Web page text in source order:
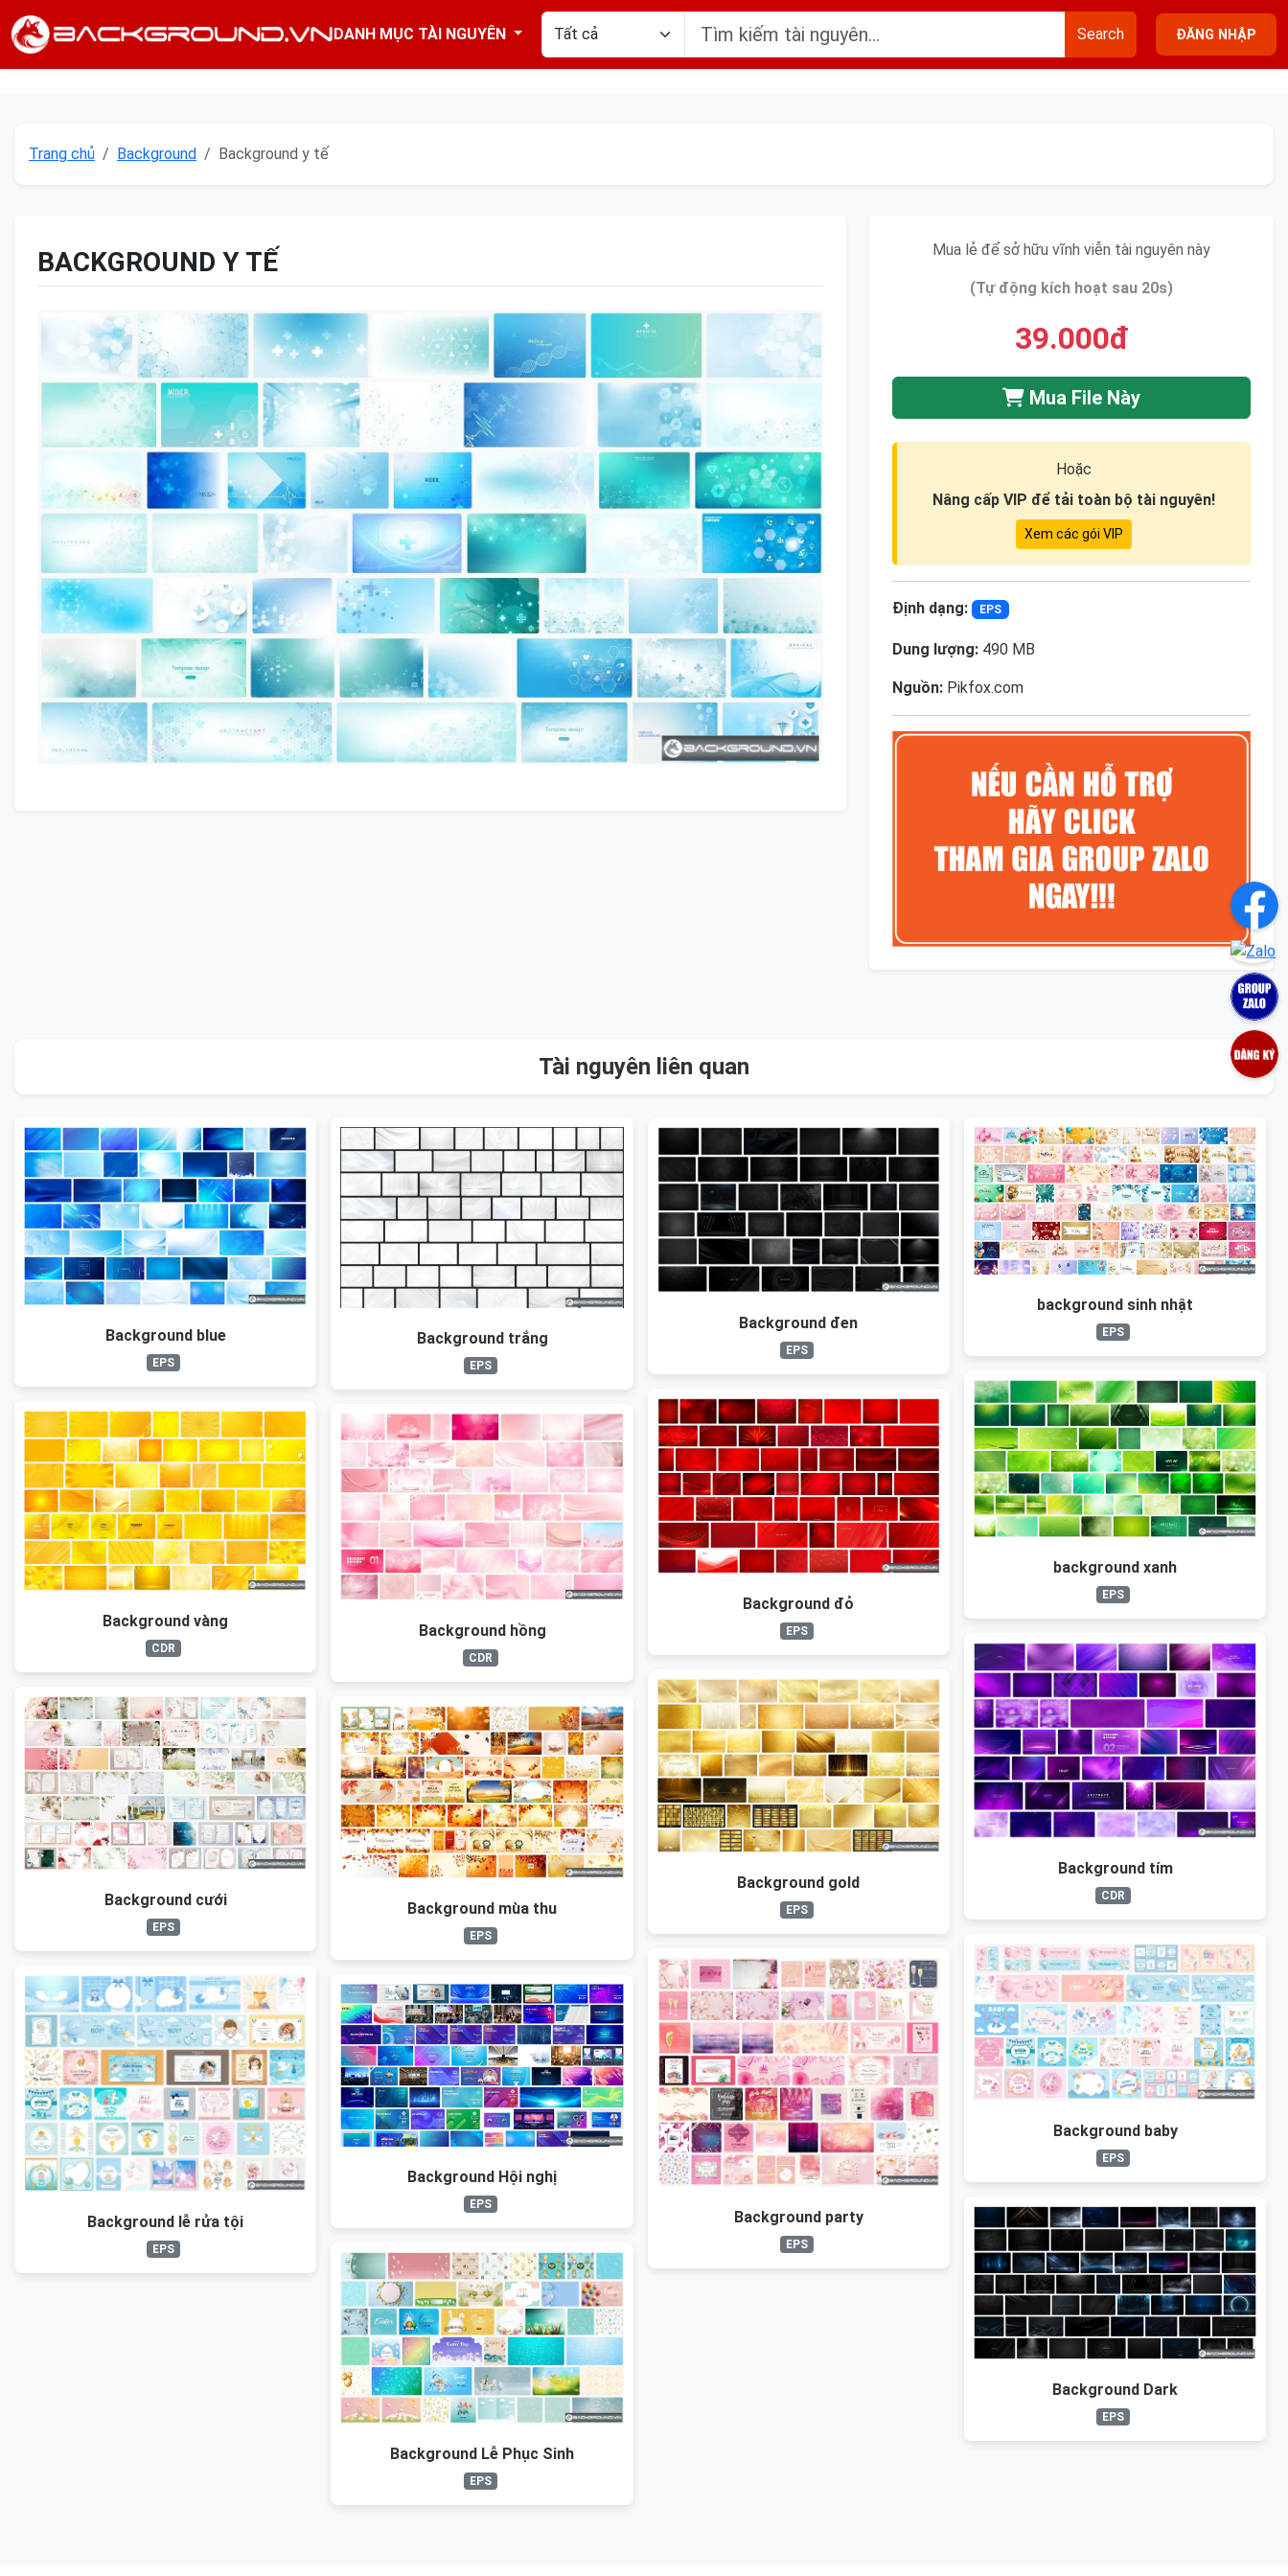
DANH MỤC TÀI NGUYÊN Search ĐĂNG NHẬP
Trang chủ Background Background y tế
BACKGROUND Y TẾ Mua lẻ để sở hữu vĩnh viễn tài nguyên này
(Tự động kích hoạt sau 20s)
39.000đ
Mua File Này
Hoặc
Nâng cấp VIP để tải toàn bộ tài nguyên!
Xem các gói VIP
Định dạng: EPS
Dung lượng: 490 MB
Nguồn: Pikfox.com
Tài nguyên liên quan
Background blue
EPS
Background trắng
EPS
Background đen
EPS
background sinh nhật
EPS
background xanh
EPS
Background đỏ
EPS
Background vàng
CDR
Background hồng
CDR
Background tím
CDR
Background gold
EPS
Background cưới
EPS
Background mùa thu
EPS
Background baby
EPS
Background party
EPS
Background lễ rửa tội
EPS
Background Hội nghị
EPS
Background Dark
EPS
Background Lễ Phục Sinh
EPS